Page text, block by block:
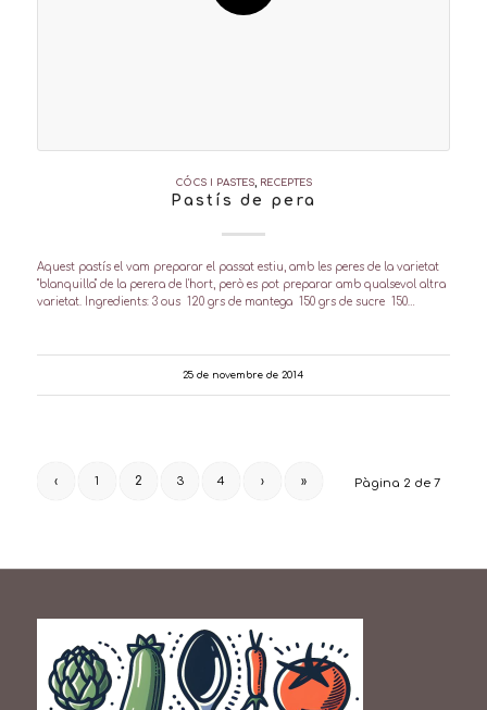
CÓCS I PASTES, RECEPTES
Pastís de pera
Aquest pastís el vam preparar el passat estiu, amb les peres de la varietat
"blanquilla" de la perera de l'hort, però es pot preparar amb qualsevol altra
varietat. Ingredients: 3 ous 120 grs de mantega 150 grs de sucre 150…
25 de novembre de 2014
Pàgina 2 de 7
‹ 1 2 3 4 › »